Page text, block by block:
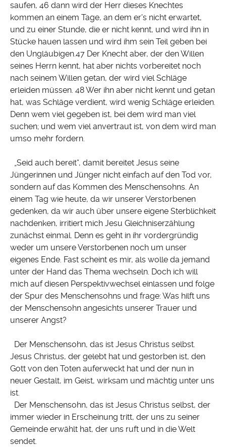
saufen, 46 dann wird der Herr dieses Knechtes
kommen an einem Tage, an dem er's nicht erwartet,
und zu einer Stunde, die er nicht kennt, und wird ihn in
Stücke hauen lassen und wird ihm sein Teil geben bei
den Ungläubigen.47 Der Knecht aber, der den Willen
seines Herrn kennt, hat aber nichts vorbereitet noch
nach seinem Willen getan, der wird viel Schläge
erleiden müssen. 48 Wer ihn aber nicht kennt und getan
hat, was Schläge verdient, wird wenig Schläge erleiden.
Denn wem viel gegeben ist, bei dem wird man viel
suchen; und wem viel anvertraut ist, von dem wird man
umso mehr fordern.
„Seid auch bereit“, damit bereitet Jesus seine
Jüngerinnen und Jünger nicht einfach auf den Tod vor,
sondern auf das Kommen des Menschensohns. An
einem Tag wie heute, da wir unserer Verstorbenen
gedenken, da wir auch über unsere eigene Sterblichkeit
nachdenken, irritiert mich Jesu Gleichniserzählung
zunächst einmal. Denn es geht in ihr vordergründig
weder um unsere Verstorbenen noch um unser
eigenes Ende. Fast scheint es mir, als wolle da jemand
unter der Hand das Thema wechseln. Doch ich will
mich auf diesen Perspektivwechsel einlassen und folge
der Spur des Menschensohns und frage: Was hilft uns
der Menschensohn angesichts unserer Trauer und
unserer Angst?
Der Menschensohn, das ist Jesus Christus selbst.
Jesus Christus, der gelebt hat und gestorben ist, den
Gott von den Toten auferweckt hat und der nun in
neuer Gestalt, im Geist, wirksam und mächtig unter uns
ist.
Der Menschensohn, das ist Jesus Christus selbst, der
immer wieder in Erscheinung tritt, der uns zu seiner
Gemeinde erwählt hat, der uns ruft und in die Welt
sendet.